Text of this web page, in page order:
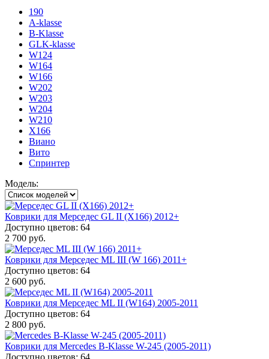
190
A-klasse
B-Klasse
GLK-klasse
W124
W164
W166
W202
W203
W204
W210
X166
Виано
Вито
Спринтер
Модель:
Коврики для Мерседес GL II (X166) 2012+
Доступно цветов: 64
2 700 руб.
Коврики для Мерседес ML III (W 166) 2011+
Доступно цветов: 64
2 600 руб.
Коврики для Мерседес ML II (W164) 2005-2011
Доступно цветов: 64
2 800 руб.
Коврики для Mercedes B-Klasse W-245 (2005-2011)
Доступно цветов: 64